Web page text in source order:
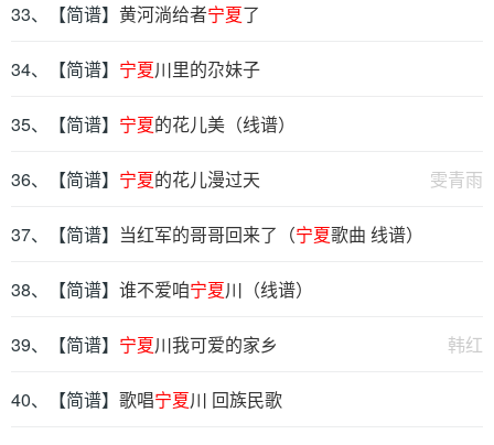
33、【简谱】 黄河淌给者宁夏了
34、【简谱】 宁夏川里的尕妹子
35、【简谱】 宁夏的花儿美（线谱）
雯青雨
36、【简谱】 宁夏的花儿漫过天
37、【简谱】 当红军的哥哥回来了（宁夏歌曲 线谱）
38、【简谱】 谁不爱咱宁夏川（线谱）
韩红
39、【简谱】 宁夏川我可爱的家乡
40、【简谱】 歌唱宁夏川 回族民歌